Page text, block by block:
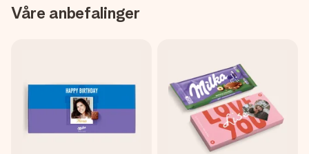
Våre anbefalinger